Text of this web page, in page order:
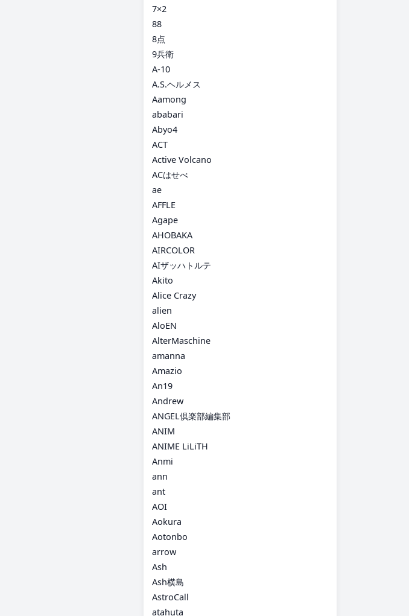
7×2
88
8点
9兵衛
A-10
A.S.ヘルメス
Aamong
ababari
Abyo4
ACT
Active Volcano
ACはせべ
ae
AFFLE
Agape
AHOBAKA
AIRCOLOR
AIザッハトルテ
Akito
Alice Crazy
alien
AloEN
AlterMaschine
amanna
Amazio
An19
Andrew
ANGEL倶楽部編集部
ANIM
ANIME LiLiTH
Anmi
ann
ant
AOI
Aokura
Aotonbo
arrow
Ash
Ash横島
AstroCall
atahuta